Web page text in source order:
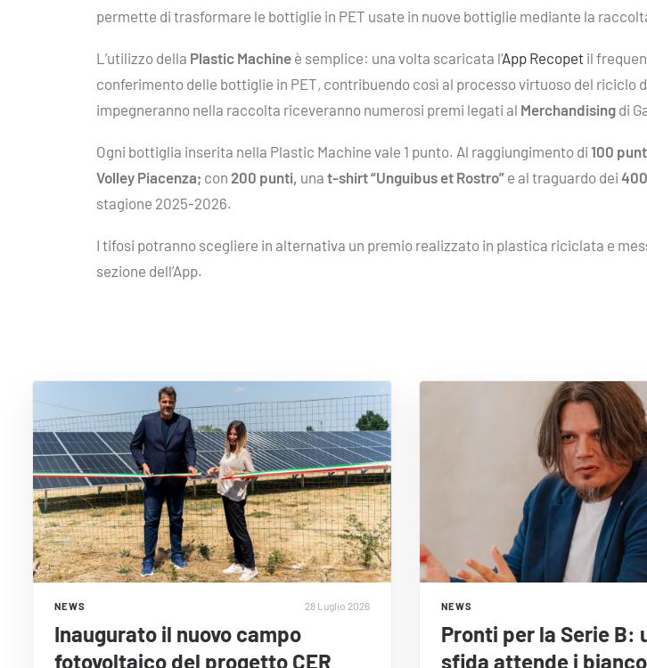
permette di trasformare le bottiglie in PET usate in nuove bottiglie mediante la
L’utilizzo della Plastic Machine è semplice: una volta scaricata l’App Recopet il
conferimento delle bottiglie in PET, contribuendo così al processo virtuoso del riciclo
impegneranno nella raccolta riceveranno numerosi premi legati al Merchandising di
Ogni bottiglia inserita nella Plastic Machine vale 1 punto. Al raggiungimento di 100
Volley Piacenza; con 200 punti, una t-shirt “Unguibus et Rostro” e al traguardo dei
stagione 2025-2026.
I tifosi potranno scegliere in alternativa un premio realizzato in plastica riciclata e
sezione dell’App.
NEWS 28 Luglio 2026
Inaugurato il nuovo campo
fotovoltaico del progetto CER
NEWS
Pronti per la Serie B:
sfida attende i